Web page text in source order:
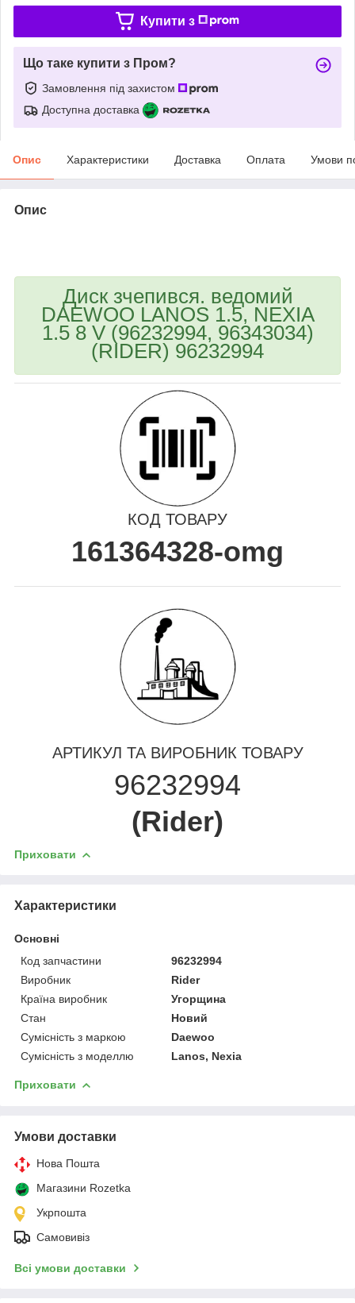
Купити з
Що таке купити з Пром?
Замовлення під захистом
Доступна доставка
Опис Характеристики Доставка Оплата Умови
Опис
Диск зчепився. ведомий
DAEWOO LANOS 1.5, NEXIA
1.5 8 V (96232994, 96343034)
(RIDER) 96232994
КОД ТОВАРУ
161364328-omg
АРТИКУЛ ТА ВИРОБНИК ТОВАРУ
96232994
(Rider)
Приховати
Характеристики
Основні
Код запчастини
96232994
Виробник
Rider
Країна виробник
Угорщина
Стан
Новий
Сумісність з маркою
Daewoo
Сумісність з моделлю
Lanos, Nexia
Приховати
Умови доставки
Нова Пошта
Магазини Rozetka
Укрпошта
Самовивіз
Всі умови доставки